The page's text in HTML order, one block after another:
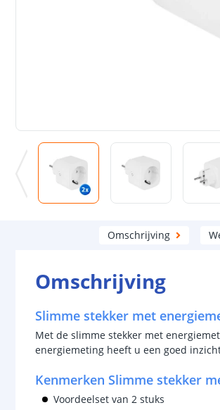
Omschrijving
Omschrijving
Slimme stekker met
Met de slimme stekker met
energiemeting heeft u een goed
Kenmerken Slimme stekker
Voordeelset van 2 stuks